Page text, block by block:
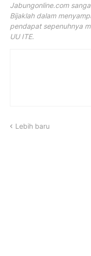
Jabungonline.com
Bijaklah dalam
pendapat sepenuhnya
UU ITE.
Lebih baru